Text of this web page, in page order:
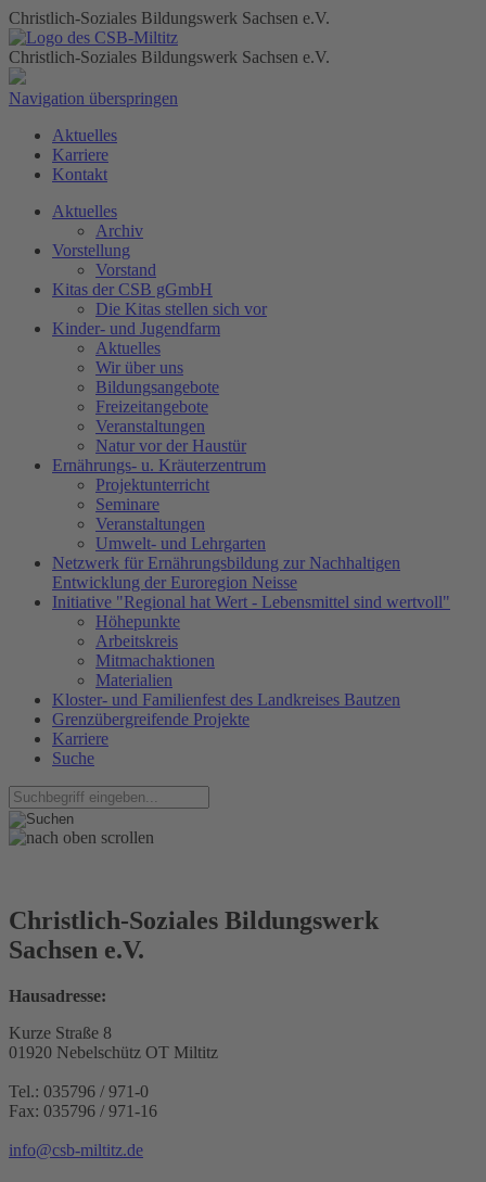
Christlich-Soziales Bildungswerk Sachsen e.V.
Christlich-Soziales Bildungswerk Sachsen e.V.
Navigation überspringen
Aktuelles
Karriere
Kontakt
Aktuelles
Archiv
Vorstellung
Vorstand
Kitas der CSB gGmbH
Die Kitas stellen sich vor
Kinder- und Jugendfarm
Aktuelles
Wir über uns
Bildungsangebote
Freizeitangebote
Veranstaltungen
Natur vor der Haustür
Ernährungs- u. Kräuterzentrum
Projektunterricht
Seminare
Veranstaltungen
Umwelt- und Lehrgarten
Netzwerk für Ernährungsbildung zur Nachhaltigen
Entwicklung der Euroregion Neisse
Initiative "Regional hat Wert - Lebensmittel sind wertvoll"
Höhepunkte
Arbeitskreis
Mitmachaktionen
Materialien
Kloster- und Familienfest des Landkreises Bautzen
Grenzübergreifende Projekte
Karriere
Suche
Christlich-Soziales Bildungswerk
Sachsen e.V.
Hausadresse:
Kurze Straße 8
01920 Nebelschütz OT Miltitz
Tel.: 035796 / 971-0
Fax: 035796 / 971-16
info@csb-miltitz.de